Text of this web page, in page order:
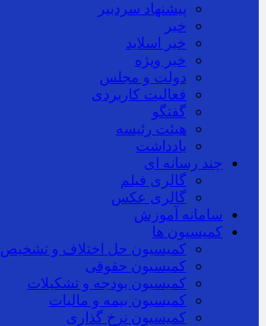
پیشنهاد سردبیر
خبر
خبر اسلايد
خبر ویژه
دولت و مجلس
فعالیت کاربردی
گفتگو
هیئت رئیسه
یادداشت
چند رسانه ای
گالری فیلم
گالری عکس
سامانه آموزش
کمیسیون ها
کمیسیون حل اختلاف و تشخیص
کمیسیون حقوقی
کمیسیون بودجه و تشکیلات
کمیسیون بیمه و مالیات
کمیسیون نرخ گذاری